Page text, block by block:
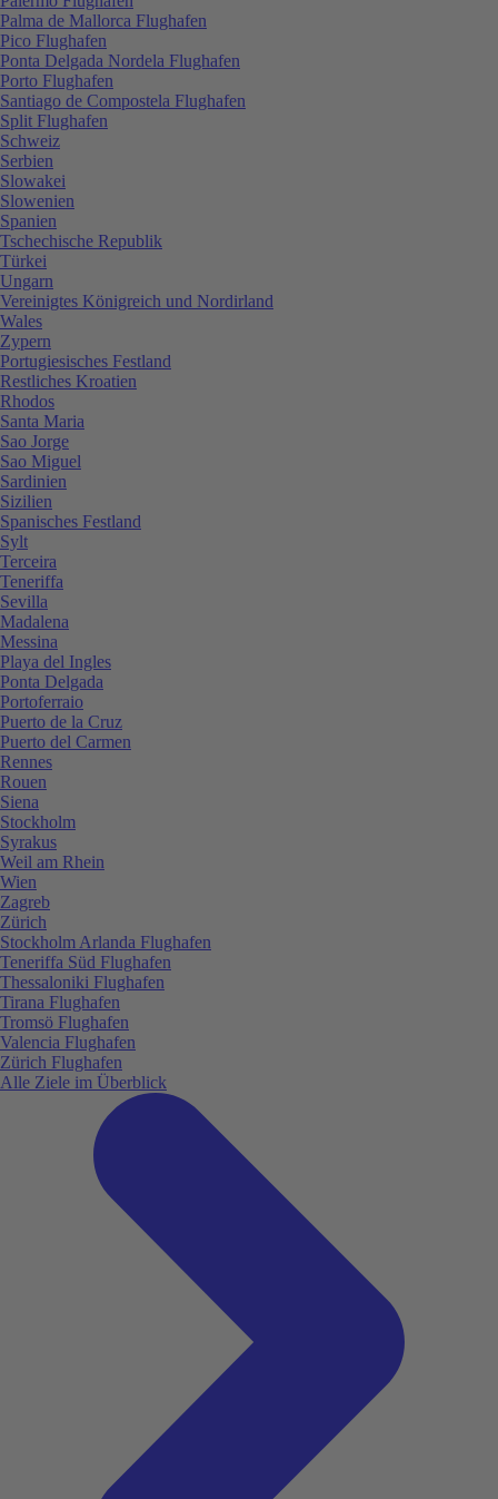
Palma de Mallorca Flughafen
Pico Flughafen
Ponta Delgada Nordela Flughafen
Porto Flughafen
Santiago de Compostela Flughafen
Split Flughafen
Schweiz
Serbien
Slowakei
Slowenien
Spanien
Tschechische Republik
Türkei
Ungarn
Vereinigtes Königreich und Nordirland
Wales
Zypern
Portugiesisches Festland
Restliches Kroatien
Rhodos
Santa Maria
Sao Jorge
Sao Miguel
Sardinien
Sizilien
Spanisches Festland
Sylt
Terceira
Teneriffa
Sevilla
Madalena
Messina
Playa del Ingles
Ponta Delgada
Portoferraio
Puerto de la Cruz
Puerto del Carmen
Rennes
Rouen
Siena
Stockholm
Syrakus
Weil am Rhein
Wien
Zagreb
Zürich
Stockholm Arlanda Flughafen
Teneriffa Süd Flughafen
Thessaloniki Flughafen
Tirana Flughafen
Tromsö Flughafen
Valencia Flughafen
Zürich Flughafen
Alle Ziele im Überblick